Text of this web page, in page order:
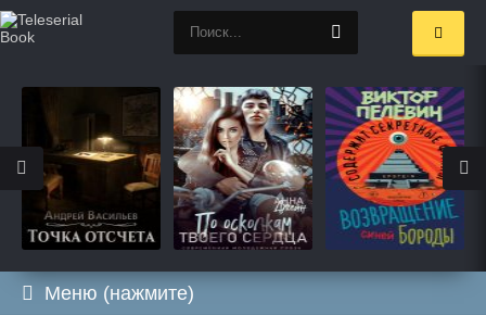
Меню (нажмите)